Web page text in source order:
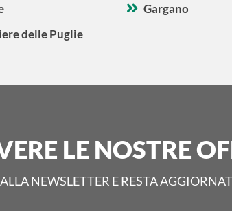
Gargano
delle Puglie
LE NOSTRE
NEWSLETTER E RESTA